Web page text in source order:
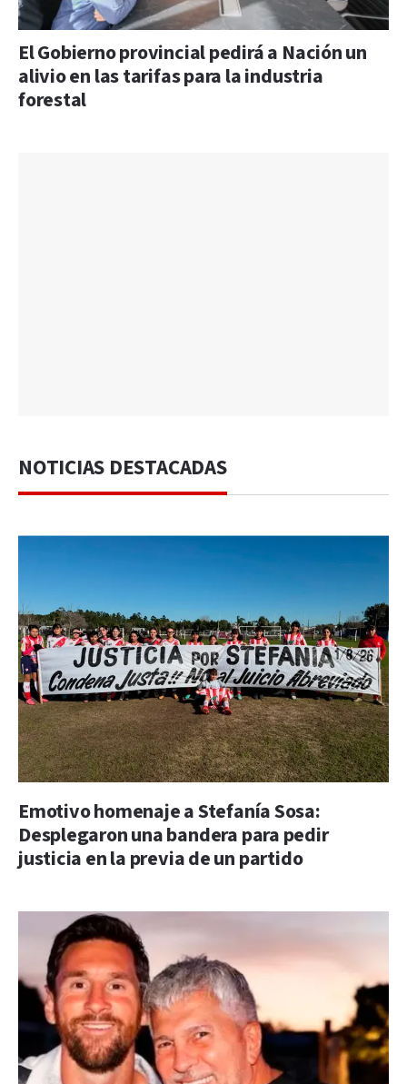
El Gobierno provincial pedirá a Nación un
alivio en las tarifas para la industria
forestal
NOTICIAS DESTACADAS
Emotivo homenaje a Stefanía Sosa:
Desplegaron una bandera para pedir
justicia en la previa de un partido